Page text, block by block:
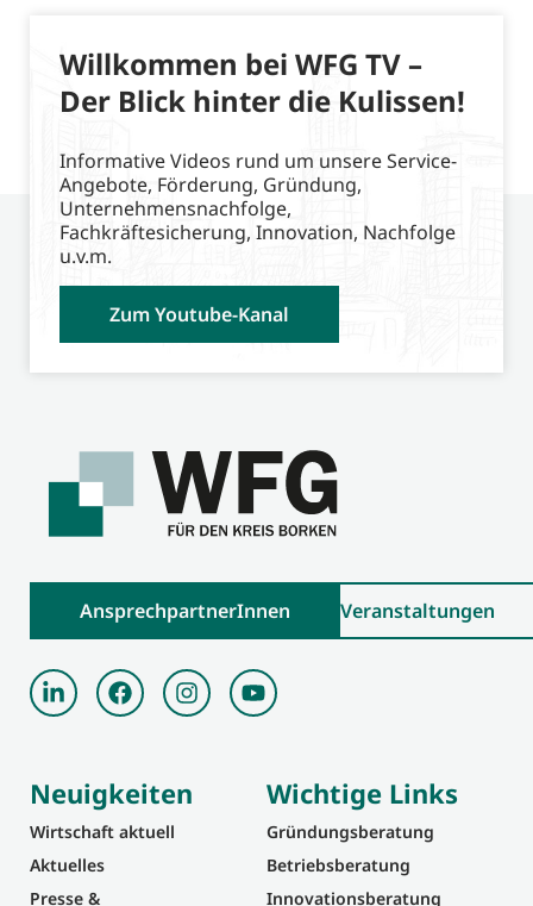
Willkommen bei WFG TV –
Der Blick hinter die Kulissen!
Informative Videos rund um unsere Service-
Angebote, Förderung, Gründung,
Unternehmensnachfolge,
Fachkräftesicherung, Innovation, Nachfolge
u.v.m.
Zum Youtube-Kanal
AnsprechpartnerInnen Veranstaltungen
Neuigkeiten
Wirtschaft aktuell
Aktuelles
Presse &
Wichtige Links
Gründungsberatung
Betriebsberatung
Innovationsberatung